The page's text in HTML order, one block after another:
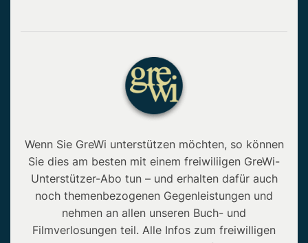
Wenn Sie GreWi unterstützen möchten, so können
Sie dies am besten mit einem freiwiliigen GreWi-
Unterstützer-Abo tun – und erhalten dafür auch
noch themenbezogenen Gegenleistungen und
nehmen an allen unseren Buch- und
Filmverlosungen teil. Alle Infos zum freiwilligen